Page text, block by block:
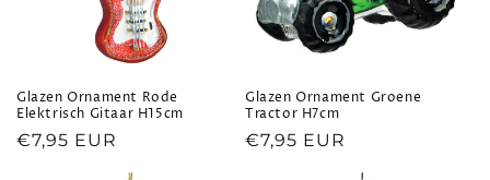
Glazen Ornament Rode
Elektrisch Gitaar H15cm
Normale
€7,95 EUR
Glazen Ornament Groene
Tractor H7cm
Normale
€7,95 EUR